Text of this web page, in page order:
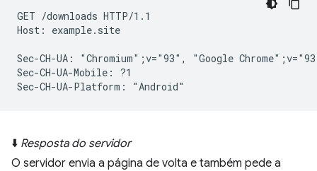
GET /downloads HTTP/1.1
Host: example.site
Sec-CH-UA: "Chromium";v="93", "Google
Sec-CH-UA-Mobile: ?1
⬇️ Resposta do servidor
O servidor envia a página de volta e também pede a